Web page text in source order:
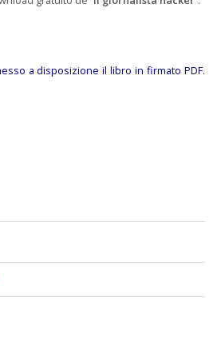
a disposizione il libro in firmato PDF.